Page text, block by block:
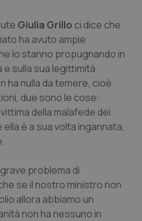
di Bolzano
di Trento
Ulcerosa
neurodegenerative
Giulia Grillo ci dice che
ha avuto ampie
lo stanno propugnando in
sulla sua legittimità
ha nulla da temere, cioè
due sono le cose:
della malafede dei
è a sua volta ingannata,
problema di
se il nostro ministro non
allora abbiamo un
non ha nessuno in